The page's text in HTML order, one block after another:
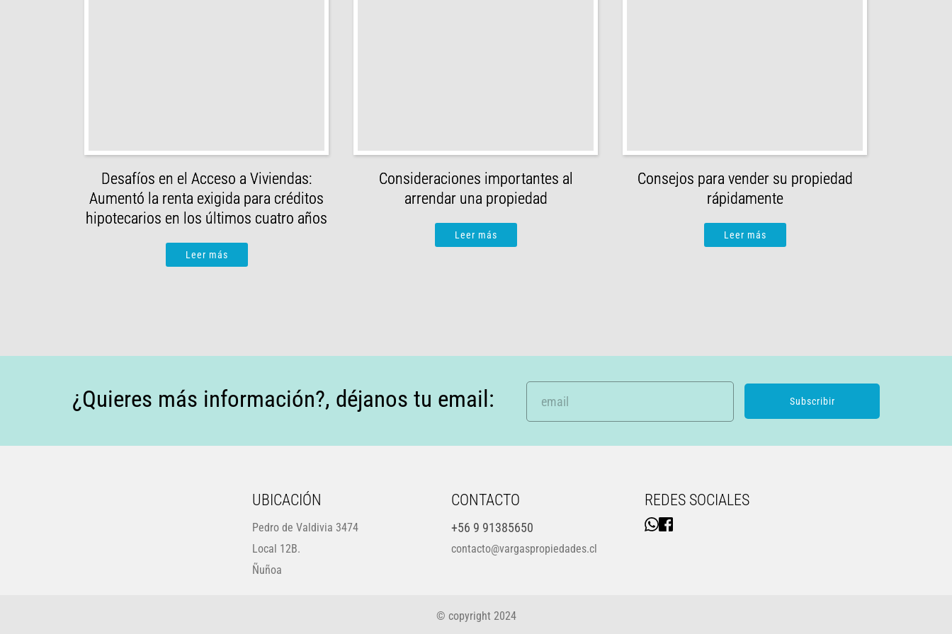
Desafíos en el Acceso a Viviendas:
Aumentó la renta exigida para créditos
hipotecarios en los últimos cuatro años
Leer más
Consideraciones importantes al
arrendar una propiedad
Leer más
Consejos para vender su propiedad
rápidamente
Leer más
¿Quieres más información?, déjanos tu email: Subscribir
UBICACIÓN
Pedro de Valdivia 3474
Local 12B.
Ñuñoa
CONTACTO
+56 9 91385650
contacto@vargaspropiedades.cl
REDES SOCIALES
© copyright 2024